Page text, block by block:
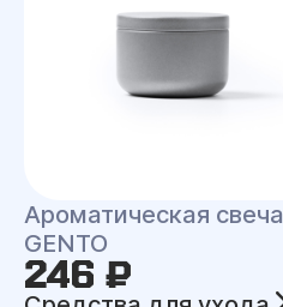
Ароматическая свеча
GENTO
246 ₽